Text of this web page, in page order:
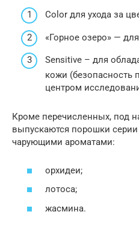
Color для ухода за
«Горное озеро» —
Sensitive – для
кожи (безопасность
центром
Кроме перечисленных, под
выпускаются порошки серии
чарующими ароматами:
орхидеи;
лотоса;
жасмина.